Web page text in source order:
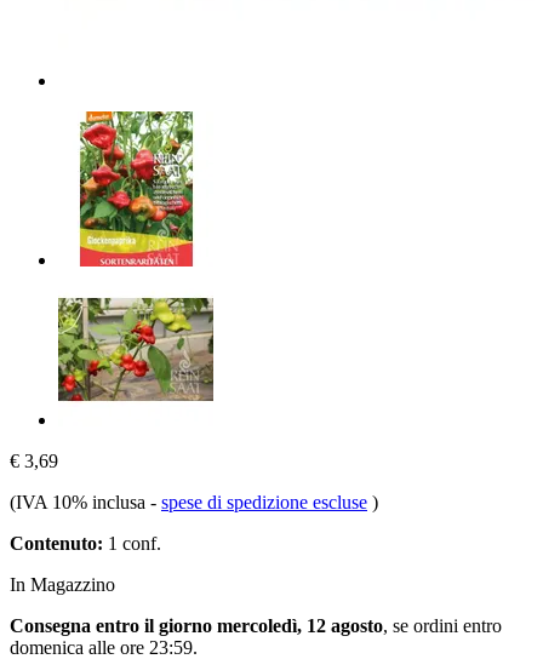
€ 3,69
(IVA 10% inclusa - spese di spedizione escluse )
Contenuto: 1 conf.
In Magazzino
Consegna entro il giorno mercoledì, 12 agosto, se ordini entro
domenica alle ore 23:59.